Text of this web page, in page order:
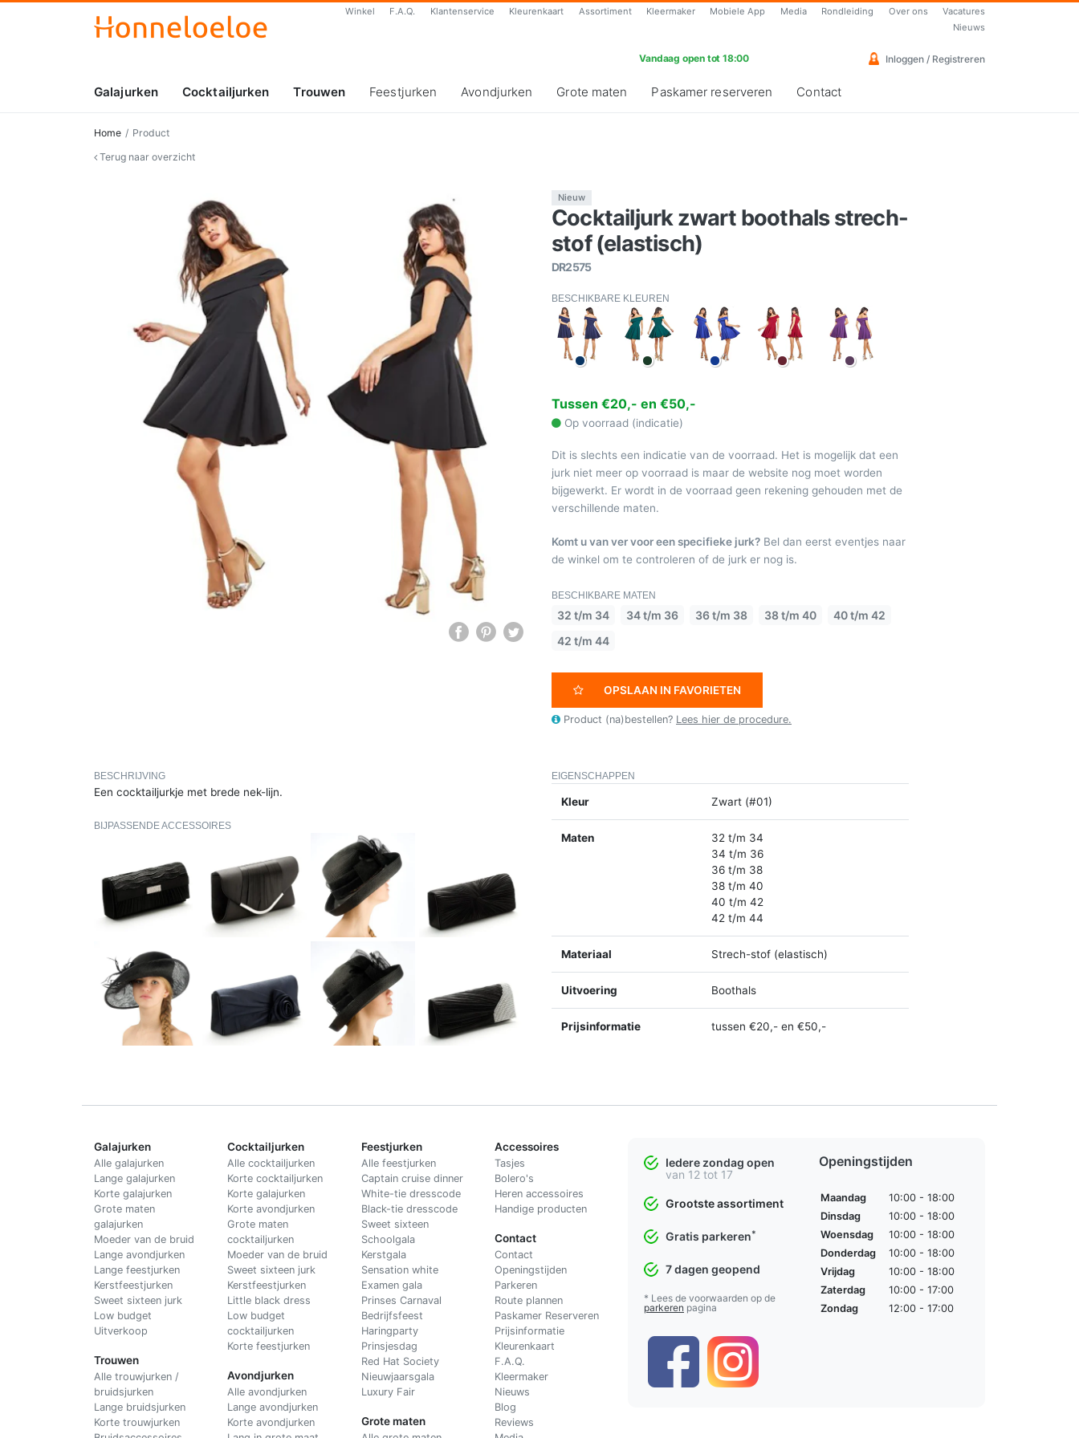
Winkel F.A.Q. Klantenservice Kleurenkaart Assortiment Kleermaker Mobiele App Media Rondleiding Over ons
Vacatures
Nieuws
Vandaag open tot 18:00 Inloggen / Registreren
Galajurken Cocktailjurken Trouwen Feestjurken Avondjurken Grote maten Paskamer reserveren Contact
Home
Product
Terug naar overzicht
Nieuw
Cocktailjurk zwart boothals strech-
stof (elastisch)
DR2575
BESCHIKBARE KLEUREN
Tussen €20,- en €50,-
Op voorraad (indicatie)
Dit is slechts een indicatie van de voorraad. Het is mogelijk dat een
jurk niet meer op voorraad is maar de website nog moet worden
bijgewerkt. Er wordt in de voorraad geen rekening gehouden met de
verschillende maten.
Komt u van ver voor een specifieke jurk? Bel dan eerst eventjes naar
de winkel om te controleren of de jurk er nog is.
BESCHIKBARE MATEN
32 t/m 34 34 t/m 36 36 t/m 38 38 t/m 40
40 t/m 42
42 t/m 44
OPSLAAN IN FAVORIETEN
Product (na)bestellen? Lees hier de procedure.
BESCHRIJVING
Een cocktailjurkje met brede nek-lijn.
BIJPASSENDE ACCESSOIRES
EIGENSCHAPPEN
Kleur Zwart (#01)
Maten
32 t/m 34
34 t/m 36
36 t/m 38
38 t/m 40
40 t/m 42
42 t/m 44
Materiaal Strech-stof (elastisch)
Uitvoering Boothals
Prijsinformatie tussen €20,- en €50,-
Galajurken
Alle galajurken
Lange galajurken
Korte galajurken
Grote maten
galajurken
Moeder van de bruid
Lange avondjurken
Lange feestjurken
Kerstfeestjurken
Sweet sixteen jurk
Low budget
Uitverkoop
Trouwen
Alle trouwjurken /
bruidsjurken
Lange bruidsjurken
Korte trouwjurken
Cocktailjurken
Alle cocktailjurken
Korte cocktailjurken
Korte galajurken
Korte avondjurken
Grote maten
cocktailjurken
Moeder van de bruid
Sweet sixteen jurk
Kerstfeestjurken
Little black dress
Low budget
cocktailjurken
Korte feestjurken
Avondjurken
Alle avondjurken
Lange avondjurken
Korte avondjurken
Feestjurken
Alle feestjurken
Captain cruise dinner
White-tie dresscode
Black-tie dresscode
Sweet sixteen
Schoolgala
Kerstgala
Sensation white
Examen gala
Prinses Carnaval
Bedrijfsfeest
Haringparty
Prinsjesdag
Red Hat Society
Nieuwjaarsgala
Luxury Fair
Grote maten
Accessoires
Tasjes
Bolero's
Heren accessoires
Handige producten
Contact
Contact
Openingstijden
Parkeren
Route plannen
Paskamer Reserveren
Prijsinformatie
Kleurenkaart
F.A.Q.
Kleermaker
Nieuws
Blog
Reviews
Iedere zondag open
van 12 tot 17
Grootste assortiment
Gratis parkeren*
7 dagen geopend
* Lees de voorwaarden op de
parkeren pagina
Openingstijden
Maandag
10:00 - 18:00
Dinsdag
10:00 - 18:00
Woensdag
10:00 - 18:00
Donderdag
10:00 - 18:00
Vrijdag
10:00 - 18:00
Zaterdag
10:00 - 17:00
Zondag
12:00 - 17:00